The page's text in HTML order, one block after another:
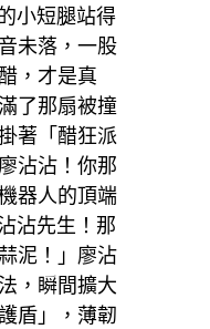
小短腿站得
未落，一股
，才是真
了那扇被撞
著「醋狂派
沾沾！你那
器人的頂端
沾先生！那
泥！」廖沾
，瞬間擴大
盾」，薄韌